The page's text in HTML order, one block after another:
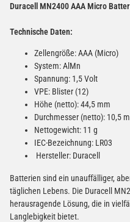
Duracell MN2400 AAA Micro
Technische Daten:
Zellengröße: AAA (Micro)
System: AlMn
Spannung: 1,5 Volt
VPE: Blister (12)
Höhe (netto): 44,5 mm
Durchmesser (netto): 10,5
Nettogewicht: 11 g
IEC-Bezeichnung: LR03
Hersteller: Duracell
Batterien sind ein unauffälliger,
täglichen Lebens. Die Duracell
herausragende Lösung, die in
Langlebigkeit bietet.